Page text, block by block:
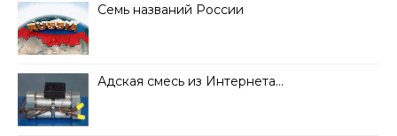
Семь названий России
Адская смесь из Интернета…